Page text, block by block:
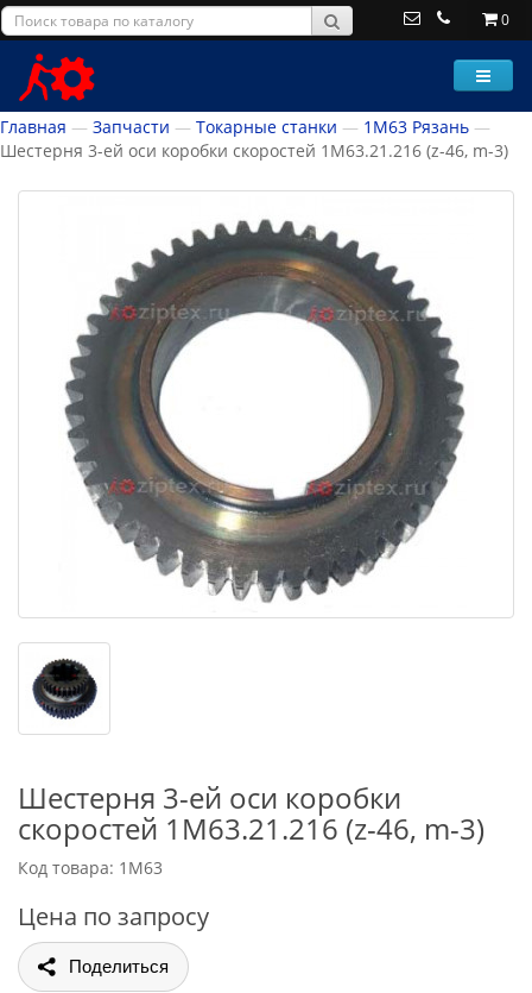
0
Главная Запчасти Токарные станки
1М63 Рязань
Шестерня 3-ей оси коробки скоростей 1М63.21.216 (z-46, m-3)
Шестерня 3-ей оси коробки
скоростей 1М63.21.216 (z-46, m-3)
Код товара: 1М63
Цена по запросу
Поделиться